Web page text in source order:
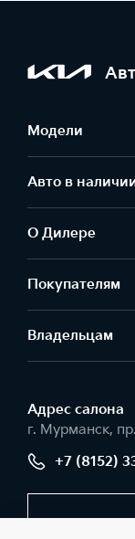
Модели
Авто в
О Дилере
Покупателям
Владельцам
Адрес салонa
г. Мурманск,
+7 (8152)